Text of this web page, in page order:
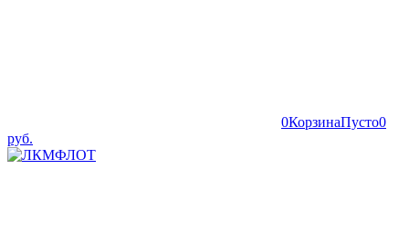
0КорзинаПусто0
руб.